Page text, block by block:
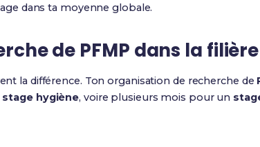
dans ta moyenne globale.
de PFMP dans la filière
la différence. Ton organisation de recherche de
stage hygiène, voire plusieurs mois pour un